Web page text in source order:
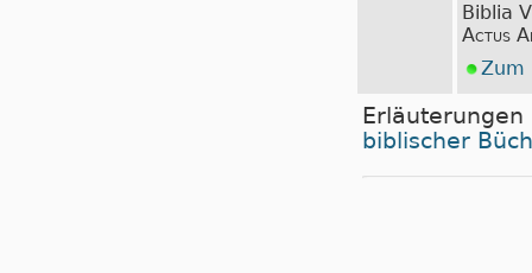
Biblia
Actus
Zum
biblischer